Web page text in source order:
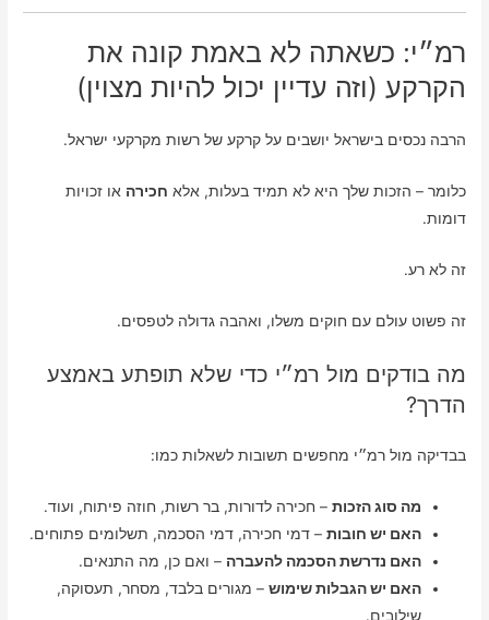
רמ״י: כשאתה לא באמת קונה את
הקרקע (וזה עדיין יכול להיות מצוין)
הרבה נכסים בישראל יושבים על קרקע של רשות מקרקעי ישראל.
כלומר – הזכות שלך היא לא תמיד בעלות, אלא חכירה או זכויות
דומות.
זה לא רע.
זה פשוט עולם עם חוקים משלו, ואהבה גדולה לטפסים.
מה בודקים מול רמ״י כדי שלא תופתע באמצע
הדרך?
בבדיקה מול רמ״י מחפשים תשובות לשאלות כמו:
מה סוג הזכות – חכירה לדורות, בר רשות, חוזה פיתוח, ועוד.
האם יש חובות – דמי חכירה, דמי הסכמה, תשלומים פתוחים.
האם נדרשת הסכמה להעברה – ואם כן, מה התנאים.
האם יש הגבלות שימוש – מגורים בלבד, מסחר, תעסוקה,
שילובים.